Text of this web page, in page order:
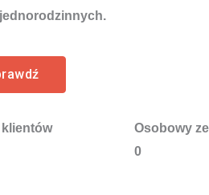
Osobowy
0